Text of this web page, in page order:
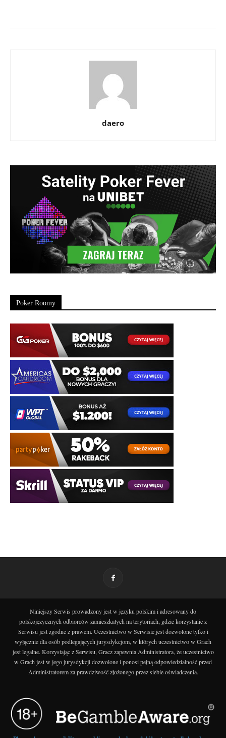
daero
Poker Roomy
Niniejszy Serwis prowadzony jest w języku polskim i adresowany do
polskojęzycznych odbiorców zamieszkałych na terytoriach, gdzie korzystanie z
Serwisu jest zgodne z prawem. Uczestnictwo w Serwisie jest dozwolone tylko i
wyłącznie dla osób podlegających jurysdykcjom, w których uczestnictwo w Grach
jest legalne. Korzystając z Serwisu, Gracz zapewnia Administratora, że uczestnictwo
w Grach jest w jego jurysdykcji dozwolone i ponosi pełną odpowiedzialność przed
Administratorem za prawdziwość złożonego przez siebie oświadczenia.